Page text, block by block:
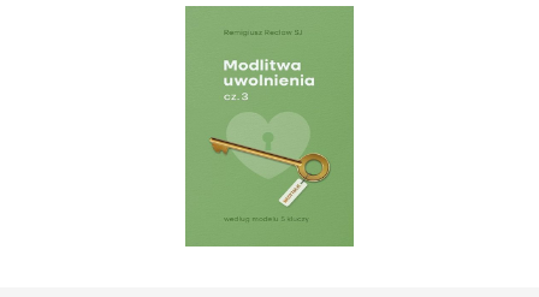
Książki obcojęzyczne
Muzyka klasyczna